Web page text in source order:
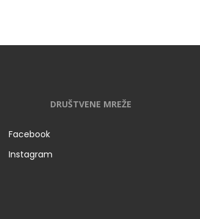
DRUŠTVENE MREŽE
Facebook
Instagram